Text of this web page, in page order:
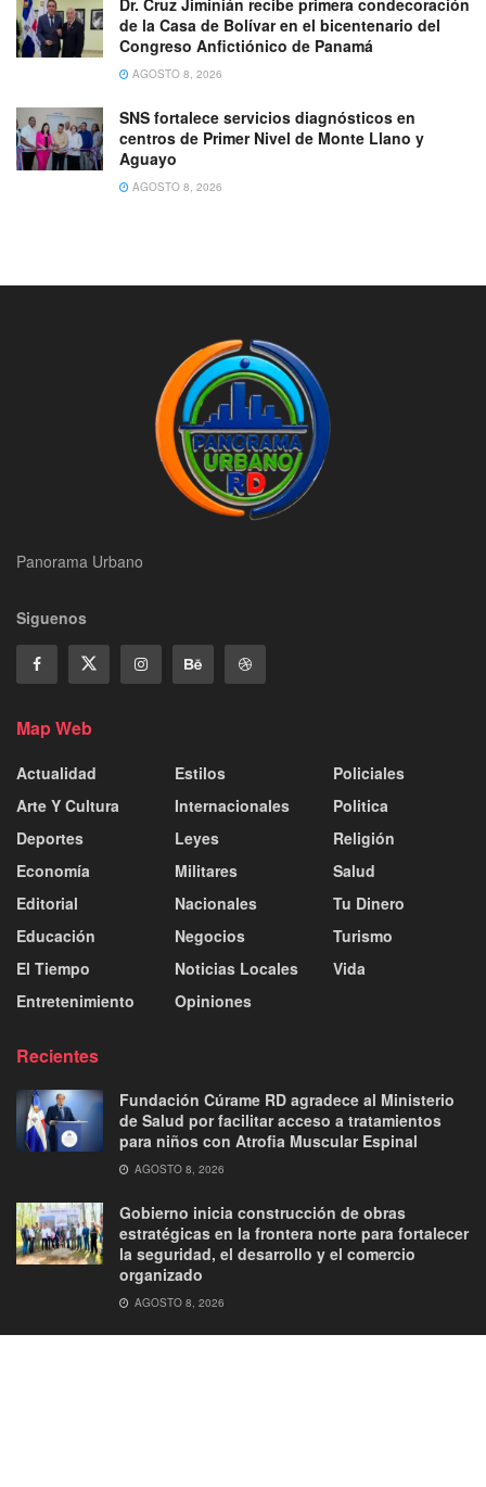
Dr. Cruz Jiminián recibe primera condecoración
de la Casa de Bolívar en el bicentenario del
Congreso Anfictiónico de Panamá
AGOSTO 8, 2026
SNS fortalece servicios diagnósticos en
centros de Primer Nivel de Monte Llano y
Aguayo
AGOSTO 8, 2026
Panorama Urbano
Siguenos
Map Web
Actualidad
Arte Y Cultura
Deportes
Economía
Editorial
Educación
El Tiempo
Entretenimiento
Estilos
Internacionales
Leyes
Militares
Nacionales
Negocios
Noticias Locales
Opiniones
Policiales
Politica
Religión
Salud
Tu Dinero
Turismo
Vida
Recientes
Fundación Cúrame RD agradece al Ministerio
de Salud por facilitar acceso a tratamientos
para niños con Atrofia Muscular Espinal
AGOSTO 8, 2026
Gobierno inicia construcción de obras
estratégicas en la frontera norte para fortalecer
la seguridad, el desarrollo y el comercio
organizado
AGOSTO 8, 2026